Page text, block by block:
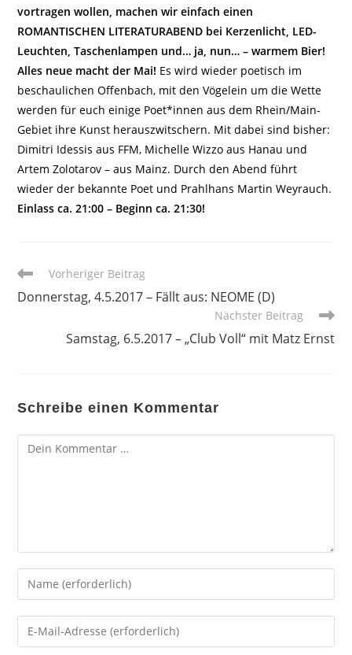
vortragen wollen, machen wir einfach einen
ROMANTISCHEN LITERATURABEND bei Kerzenlicht, LED-
Leuchten, Taschenlampen und… ja, nun… – warmem Bier!
Alles neue macht der Mai! Es wird wieder poetisch im
beschaulichen Offenbach, mit den Vögelein um die Wette
werden für euch einige Poet*innen aus dem Rhein/Main-
Gebiet ihre Kunst herauszwitschern. Mit dabei sind bisher:
Dimitri Idessis aus FFM, Michelle Wizzo aus Hanau und
Artem Zolotarov – aus Mainz. Durch den Abend führt
wieder der bekannte Poet und Prahlhans Martin Weyrauch.
Einlass ca. 21:00 – Beginn ca. 21:30!
Weitere
ansehen
Vorheriger Beitrag
Donnerstag, 4.5.2017 – Fällt aus: NEOME (D)
Nächster Beitrag
Samstag, 6.5.2017 – „Club Voll“ mit Matz Ernst
Schreibe einen Kommentar
Kommentar
Gib
deinen
Namen
oder
Gib
deine